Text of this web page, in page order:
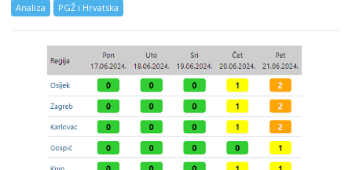
Analiza PGŽ i Hrvatska